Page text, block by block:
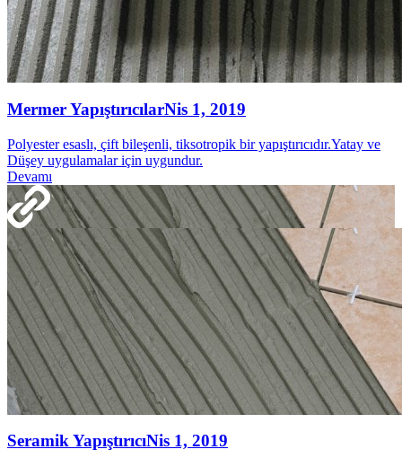
Mermer YapıştırıcılarNis 1, 2019
Polyester esaslı, çift bileşenli, tiksotropik bir yapıştırıcıdır.Yatay ve
Düşey uygulamalar için uygundur.
Devamı
Seramik YapıştırıcıNis 1, 2019